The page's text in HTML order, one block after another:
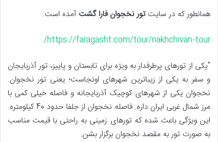
همانطور که در سایت تور نخجوان فارا گشت آمده است:
https://faragasht.com/tour/nakhchivan-tour/
“یکی از تورهای پرطرفدار به ویژه برای تابستان و پاییز، تور آذربایجان
و سفر به یکی از زیباترین شهرهای اونجاست؛ یعنی تور نخجوان.
نخجوان یکی از شهرهای کوچیک آذربایجانه و فاصله خیلی کمی با
مرز شمال غربی ایران داره. فاصله نخجوان از جلفا حدود 40 کیلومتره.
این ویژگی باعث شده که تورهای زمینی به راحتی با قیمت مناسب
به صورت تور به مقصد نخجوان برگزار بشن.